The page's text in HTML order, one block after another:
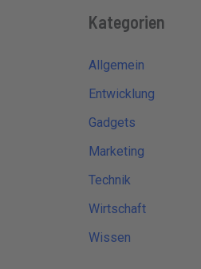
Kategorien
Allgemein
Entwicklung
Gadgets
Marketing
Technik
Wirtschaft
Wissen